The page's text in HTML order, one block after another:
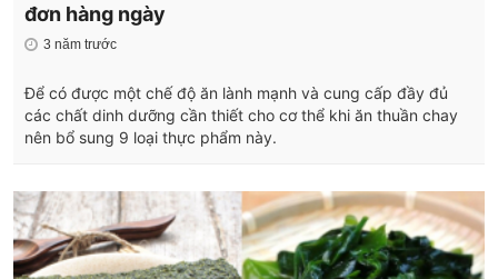
đơn hàng ngày
3 năm trước
Để có được một chế độ ăn lành mạnh và cung cấp đầy đủ
các chất dinh dưỡng cần thiết cho cơ thể khi ăn thuần chay
nên bổ sung 9 loại thực phẩm này.